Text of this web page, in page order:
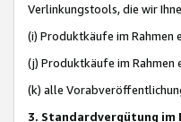
Verlinkungstools, die wir
(i) Produktkäufe im Rahmen
(j) Produktkäufe im Rahmen
(k) alle
3. Standardvergütung im